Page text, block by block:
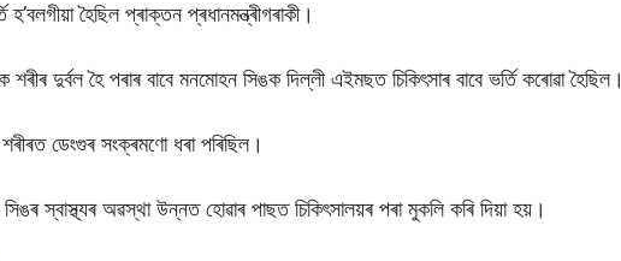
হৈছিল প্ৰাক্তন প্ৰধানমন্ত্ৰীগৰাকী।
দুৰ্বল হৈ পৰাৰ বাবে মনমোহন সিঙক দিল্লী এইমছত চিকিৎসাৰ বাবে ভৰ্তি কৰোৱা হৈছিল।
ডেংগুৰ সংক্ৰমণো ধৰা পৰিছিল।
স্বাস্থ্যৰ অৱস্থা উন্নত হোৱাৰ পাছত চিকিৎসালয়ৰ পৰা মুকলি কৰি দিয়া হয়।